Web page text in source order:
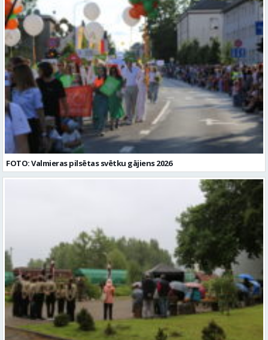
FOTO: Valmieras pilsētas svētku gājiens 2026